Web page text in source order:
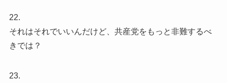
22.
それはそれでいいんだけど、共産党をもっと非難するべ
きでは？
23.